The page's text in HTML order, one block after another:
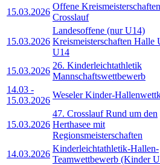
15.03.2026
Offene
Crosslauf
15.03.2026
Landesoffene (nur U14)
Kreismeisterschaften Halle
U14
15.03.2026
26. Kinderleichtathletik
Mannschaftswettbewerb
14.03 -
15.03.2026
Weseler Kinder-
15.03.2026
47. Crosslauf Rund um den
Herthasee mit
Regionsmeisterschaften
14.03.2026
Kinderleichtathletik-Hallen-
Teamwettbewerb (Kinder